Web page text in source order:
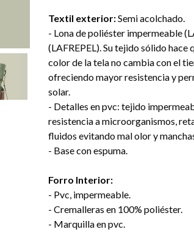
Textil exterior:Semi acolchado.
- Lona de poliéster impermeable
(LAFREPEL). Su tejido sólido
color de la tela no cambia con el
ofreciendo mayor resistencia y
solar.
- Detalles en pvc: tejido
resistencia a microorganismos,
fluidos evitando mal olor y
- Base con espuma.
Forro Interior:
- Pvc, impermeable.
- Cremalleras en 100% poliéster.
- Marquilla en pvc.